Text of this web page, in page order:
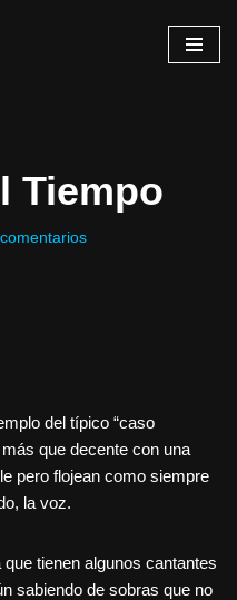
Tiempo
del típico “caso
que decente con una
pero flojean como siempre
la voz.
tienen algunos cantantes
sabiendo de sobras que no